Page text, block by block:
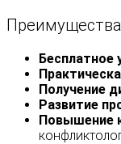
Бесплатное
Получение
Развитие
Повышение